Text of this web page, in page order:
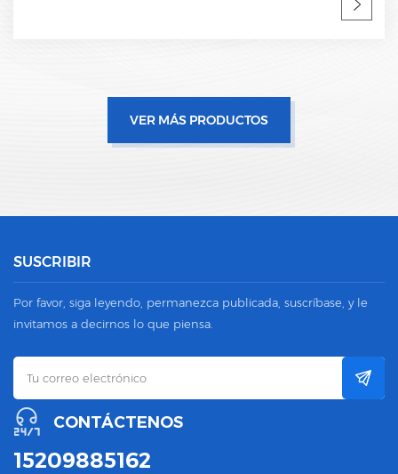
VER MÁS PRODUCTOS
SUSCRIBIR
Por favor, siga leyendo, permanezca publicada, suscríbase, y le
invitamos a decirnos lo que piensa.
CONTÁCTENOS
15209885162